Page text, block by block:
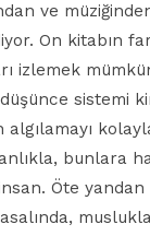
ve
On kitabın
izlemek
sistemi
algılamayı
bunlara
insan. Öte